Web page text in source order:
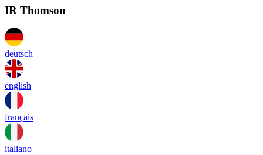
IR Thomson
deutsch
english
français
italiano